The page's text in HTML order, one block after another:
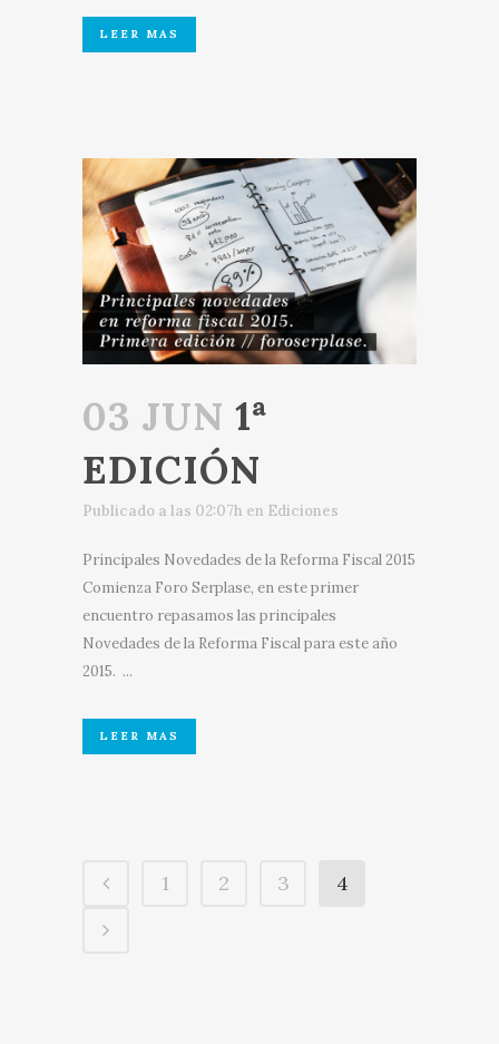
LEER MAS
03 JUN 1ª
EDICIÓN
Publicado a las 02:07h en Ediciones
Principales Novedades de la Reforma Fiscal 2015
Comienza Foro Serplase, en este primer
encuentro repasamos las principales
Novedades de la Reforma Fiscal para este año
2015. ...
LEER MAS
1 2 3 4